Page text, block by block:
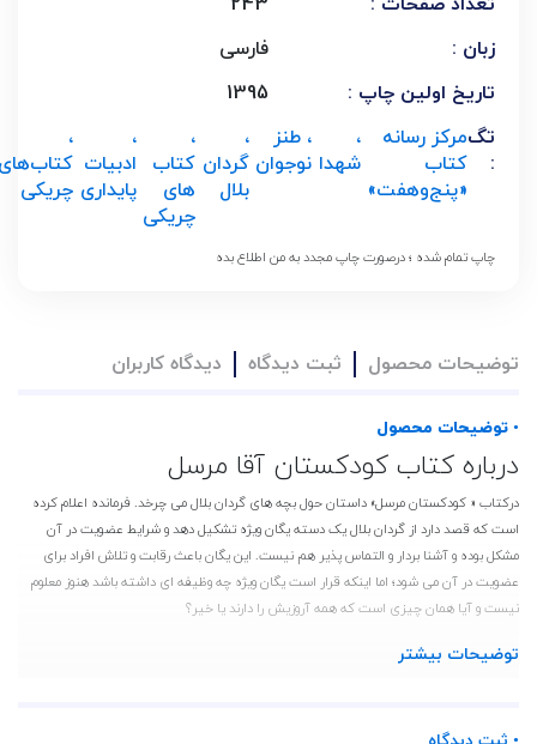
زبان :
فارسی
تاریخ اولین چاپ :
1395
تگ
:
مرکز رسانه
کتاب
«پنج‌و‌هفت»
،
شهدا
، طنز
نوجوان
،
گردان
بلال
،
کتاب
های
چریکی
،
ادبیات
پایداری
،
چریکی
چاپ تمام شده ؛ درصورت چاپ مجدد به من اطلاع بده
توضیحات محصول ثبت دیدگاه دیدگاه کاربران
• توضیحات محصول
درباره کتاب کودکستان آقا مرسل
درکتاب « کودکستان مرسل» داستان حول بچه های گردان بلال می چرخد. فرمانده اعلام کرده
است که قصد دارد از گردان بلال یک دسته یگان ویژه تشکیل دهد و شرایط عضویت در آن
مشکل بوده و آشنا بردار و التماس پذیر هم نیست. این یگان باعث رقابت و تلاش افراد برای
عضویت در آن می شود؛ اما اینکه قرار است یگان ویژه چه وظیفه ای داشته باشد هنوز معلوم
نیست و آیا همان چیزی است که همه آروزیش را دارند یا خیر؟
مشخصات کتاب کودکستان آقا مرسل
توضیحات بیشتر